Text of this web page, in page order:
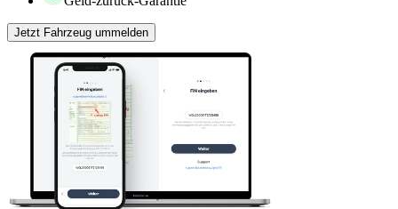
Jetzt Fahrzeug ummelden